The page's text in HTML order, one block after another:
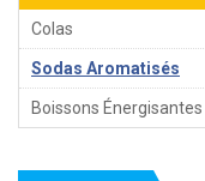
Colas
Sodas Aromatisés
Boissons Énergisantes